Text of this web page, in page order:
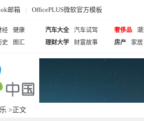
邮箱 | OfficePLUS微软官方模板
经
健康
史 图汇
汽车大全
汽车试驾
理财大学
财富故事
奢侈品
房产
家居
>正文